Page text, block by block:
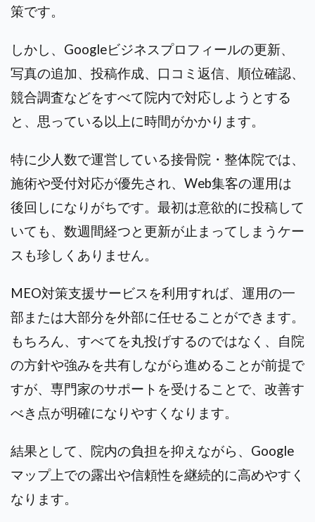
策です。
しかし、Googleビジネスプロフィールの更新、
写真の追加、投稿作成、口コミ返信、順位確認、
競合調査などをすべて院内で対応しようとする
と、思っている以上に時間がかかります。
特に少人数で運営している接骨院・整体院では、
施術や受付対応が優先され、Web集客の運用は
後回しになりがちです。最初は意欲的に投稿して
いても、数週間経つと更新が止まってしまうケー
スも珍しくありません。
MEO対策支援サービスを利用すれば、運用の一
部または大部分を外部に任せることができます。
もちろん、すべてを丸投げするのではなく、自院
の方針や強みを共有しながら進めることが前提で
すが、専門家のサポートを受けることで、改善す
べき点が明確になりやすくなります。
結果として、院内の負担を抑えながら、Google
マップ上での露出や信頼性を継続的に高めやすく
なります。